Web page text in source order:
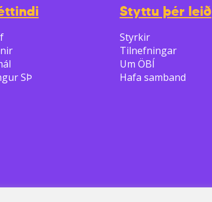
SÞ
Styttu þér leið
Styrkir
Tilnefningar
Um ÖBÍ
Hafa samband